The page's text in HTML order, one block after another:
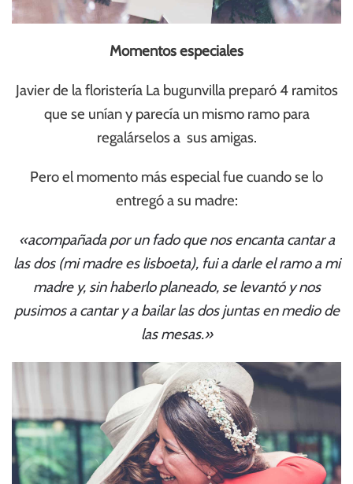
Momentos especiales
Javier de la floristería La bugunvilla preparó 4 ramitos
que se unían y parecía un mismo ramo para
regalárselos a sus amigas.
Pero el momento más especial fue cuando se lo
entregó a su madre:
«acompañada por un fado que nos encanta cantar a
las dos (mi madre es lisboeta), fui a darle el ramo a mi
madre y, sin haberlo planeado, se levantó y nos
pusimos a cantar y a bailar las dos juntas en medio de
las mesas.»